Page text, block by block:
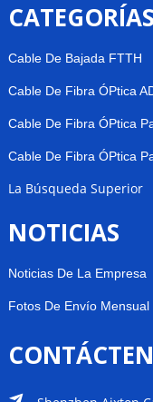
CATEGORÍAS
Cable De Bajada FTTH
Cable De Fibra ÓPtica
Cable De Fibra ÓPtica
Cable De Fibra ÓPtica
La Búsqueda Superior
NOTICIAS
Noticias De La Empresa
Fotos De Envío Mensual